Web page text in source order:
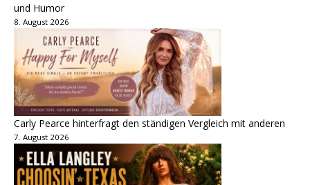
und Humor
8. August 2026
Carly Pearce hinterfragt den ständigen Vergleich mit anderen
7. August 2026